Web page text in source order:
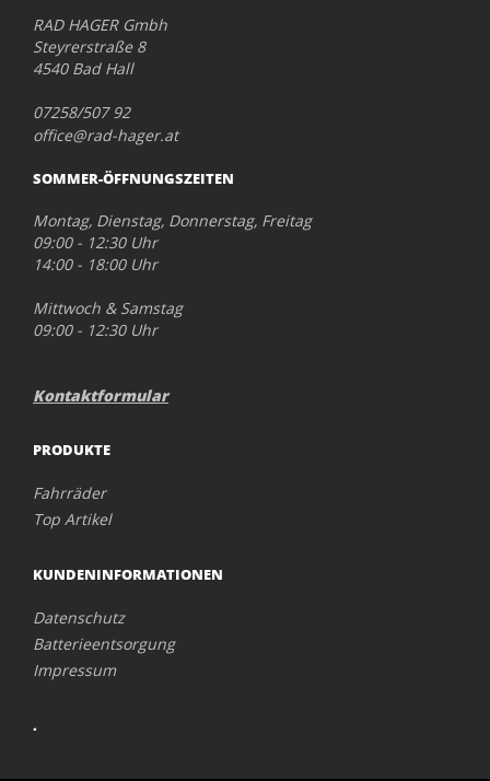
RAD HAGER Gmbh
Steyrerstraße 8
4540 Bad Hall
07258/507 92
office@rad-hager.at
SOMMER-ÖFFNUNGSZEITEN
Montag, Dienstag, Donnerstag, Freitag
09:00 - 12:30 Uhr
14:00 - 18:00 Uhr
Mittwoch & Samstag
09:00 - 12:30 Uhr
Kontaktformular
PRODUKTE
Fahrräder
Top Artikel
KUNDENINFORMATIONEN
Datenschutz
Batterieentsorgung
Impressum
.